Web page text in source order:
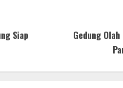
Siap
Gedung